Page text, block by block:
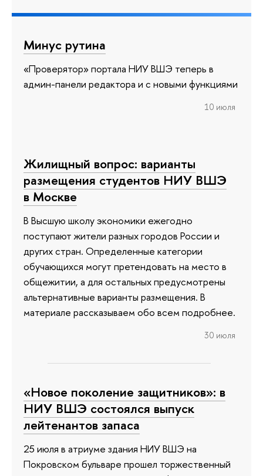
Минус рутина
«Проверятор» портала НИУ ВШЭ теперь в
админ-панели редактора и с новыми функциями
10 июля
Жилищный вопрос: варианты
размещения студентов НИУ ВШЭ
в Москве
В Высшую школу экономики ежегодно
поступают жители разных городов России и
других стран. Определенные категории
обучающихся могут претендовать на место в
общежитии, а для остальных предусмотрены
альтернативные варианты размещения. В
материале рассказываем обо всем подробнее.
30 июля
«Новое поколение защитников»: в
НИУ ВШЭ состоялся выпуск
лейтенантов запаса
25 июля в атриуме здания НИУ ВШЭ на
Покровском бульваре прошел торжественный